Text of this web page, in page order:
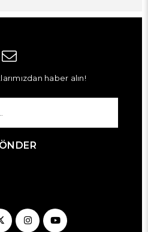
haber alın!